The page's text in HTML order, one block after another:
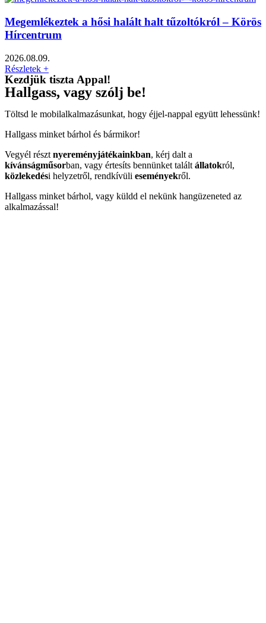
Megemlékeztek a hősi halált halt tűzoltókról – Körös
Hírcentrum
2026.08.09.
Részletek +
Kezdjük tiszta Appal!
Hallgass, vagy szólj be!
Töltsd le mobilalkalmazásunkat, hogy éjjel-nappal együtt lehessünk!
Hallgass minket bárhol és bármikor!
Vegyél részt nyereményjátékainkban, kérj dalt a
kívánságműsorban, vagy értesíts bennünket talált állatokról,
közlekedési helyzetről, rendkívüli eseményekről.
Hallgass minket bárhol, vagy küldd el nekünk hangüzeneted az
alkalmazással!